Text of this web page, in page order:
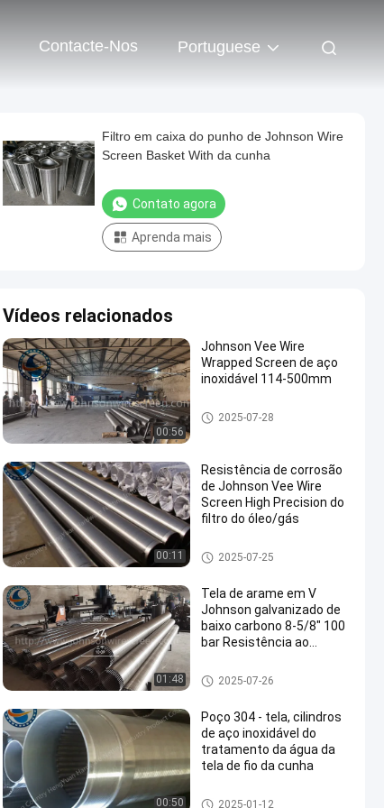
Contacte-Nos Portuguese
Filtro em caixa do punho de Johnson Wire
Screen Basket With da cunha
Contato agora
Aprenda mais
Vídeos relacionados
00:56
Johnson Vee Wire
Wrapped Screen de aço
inoxidável 114-500mm
Johnson Vee Wire Screen
2025-07-28
00:11
Resistência de corrosão
de Johnson Vee Wire
Screen High Precision do
filtro do óleo/gás
Johnson Vee Wire Screen
2025-07-25
01:48
Tela de arame em V
Johnson galvanizado de
baixo carbono 8-5/8" 100
bar Resistência ao
Johnson Vee Wire Screen
2025-07-26
00:50
Poço 304 - tela, cilindros
de aço inoxidável do
tratamento da água da
tela de fio da cunha
Johnson Vee Wire Screen
2025-01-12